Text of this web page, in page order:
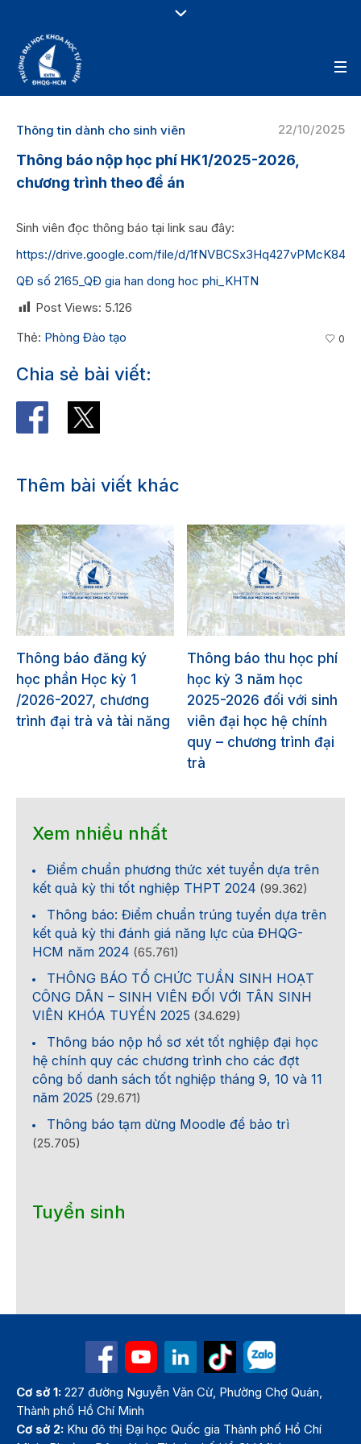
22/10/2025
Thông tin dành cho sinh viên
Thông báo nộp học phí HK1/2025-2026,
chương trình theo đề án
Sinh viên đọc thông báo tại link sau đây:
https://drive.google.com/file/d/
QĐ số 2165_QĐ gia han dong hoc phi_KHTN
Post Views: 5.126
Thẻ: Phòng Đào tạo 0
Chia sẻ bài viết:
Thêm bài viết khác
Thông báo đăng ký
học phần Học kỳ 1
/2026-2027, chương
trình đại trà và tài năng
Thông báo thu học phí
học kỳ 3 năm học
2025-2026 đối với sinh
viên đại học hệ chính
quy – chương trình đại
trà
Xem nhiều nhất
Điểm chuẩn phương thức xét tuyển dựa trên
kết quả kỳ thi tốt nghiệp THPT 2024 (99.362)
Thông báo: Điểm chuẩn trúng tuyển dựa trên
kết quả kỳ thi đánh giá năng lực của ĐHQG-
HCM năm 2024 (65.761)
THÔNG BÁO TỔ CHỨC TUẦN SINH HOẠT
CÔNG DÂN – SINH VIÊN ĐỐI VỚI TÂN SINH
VIÊN KHÓA TUYỂN 2025 (34.629)
Thông báo nộp hồ sơ xét tốt nghiệp đại học
hệ chính quy các chương trình cho các đợt
công bố danh sách tốt nghiệp tháng 9, 10 và 11
năm 2025 (29.671)
Thông báo tạm dừng Moodle để bảo trì
(25.705)
Tuyển sinh
Cơ sở 1: 227 đường Nguyễn Văn Cừ, Phường Chợ Quán,
Thành phố Hồ Chí Minh
Cơ sở 2: Khu đô thị Đại học Quốc gia Thành phố Hồ Chí